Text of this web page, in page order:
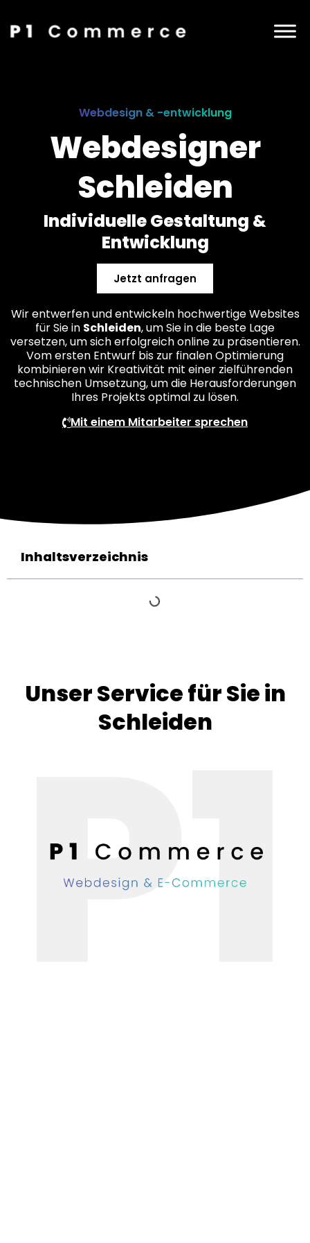
Webdesign & -entwicklung
Webdesigner
Schleiden
Individuelle Gestaltung &
Entwicklung
Jetzt anfragen
Wir entwerfen und entwickeln hochwertige Websites
für Sie in Schleiden, um Sie in die beste Lage
versetzen, um sich erfolgreich online zu präsentieren.
Vom ersten Entwurf bis zur finalen Optimierung
kombinieren wir Kreativität mit einer zielführenden
technischen Umsetzung, um die Herausforderungen
Ihres Projekts optimal zu lösen.
Mit einem Mitarbeiter sprechen
Inhaltsverzeichnis
Unser Service für Sie in
Schleiden